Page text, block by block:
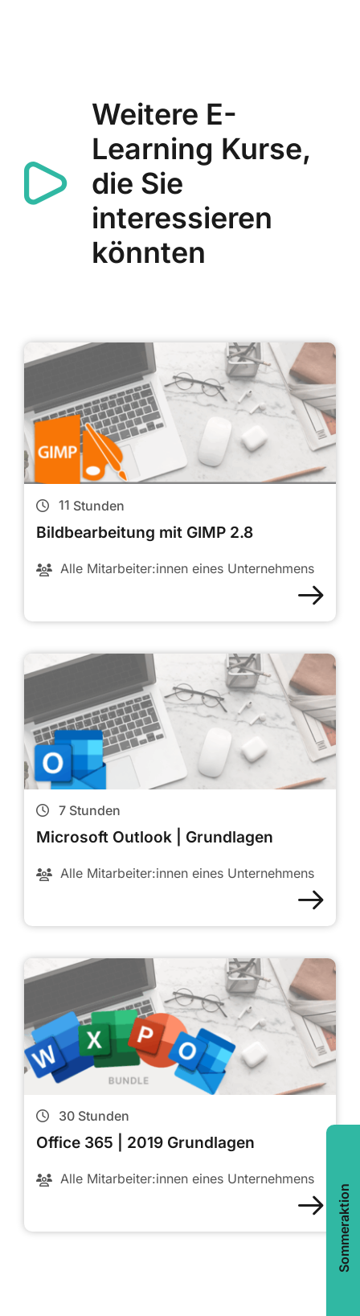
Weitere E-
Learning Kurse,
die Sie
interessieren
könnten
11 Stunden
Bildbearbeitung mit GIMP 2.8
Alle Mitarbeiter:innen eines Unternehmens
7Stunden
Microsoft Outlook | Grundlagen
Alle Mitarbeiter:innen eines Unternehmens
30Stunden
Office 365 | 2019 Grundlagen
Alle Mitarbeiter:innen eines Unternehmens
Sommeraktion